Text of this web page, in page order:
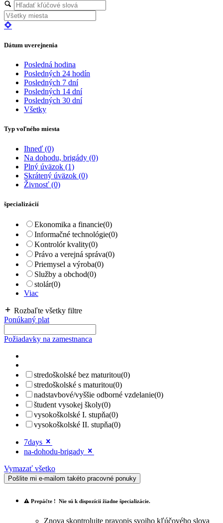
Dátum uverejnenia
Posledná hodina
Posledných 24 hodín
Posledných 7 dní
Posledných 14 dní
Posledných 30 dní
Všetky
Typ voľného miesta
Ihneď (0)
Na dohodu, brigády (0)
Plný úväzok (1)
Skrátený úväzok (0)
Živnosť (0)
špecializácií
Ekonomika a financie(0)
Informačné technológie(0)
Kontrolór kvality(0)
Právo a verejná správa(0)
Priemysel a výroba(0)
Služby a obchod(0)
stolár(0)
Viac
Rozbaľte všetky filtre
Ponúkaný plat
Požiadavky na zamestnanca
stredoškolské bez maturitou(0)
stredoškolské s maturitou(0)
nadstavbové/vyššie odborné vzdelanie(0)
študent vysokej školy(0)
vysokoškolské I. stupňa(0)
vysokoškolské II. stupňa(0)
7days
na-dohodu-brigady
Vymazať všetko
Pošlite mi e-mailom takéto pracovné ponuky
Prepáčte ! Nie sú k dispozícii žiadne špecializácie.
Znova skontrolujte pravopis svojho kľúčového slova